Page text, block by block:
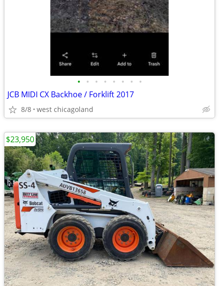
• • • • • • • •
JCB MIDI CX Backhoe / Forklift 2017
8/8 west chicagoland
$23,950